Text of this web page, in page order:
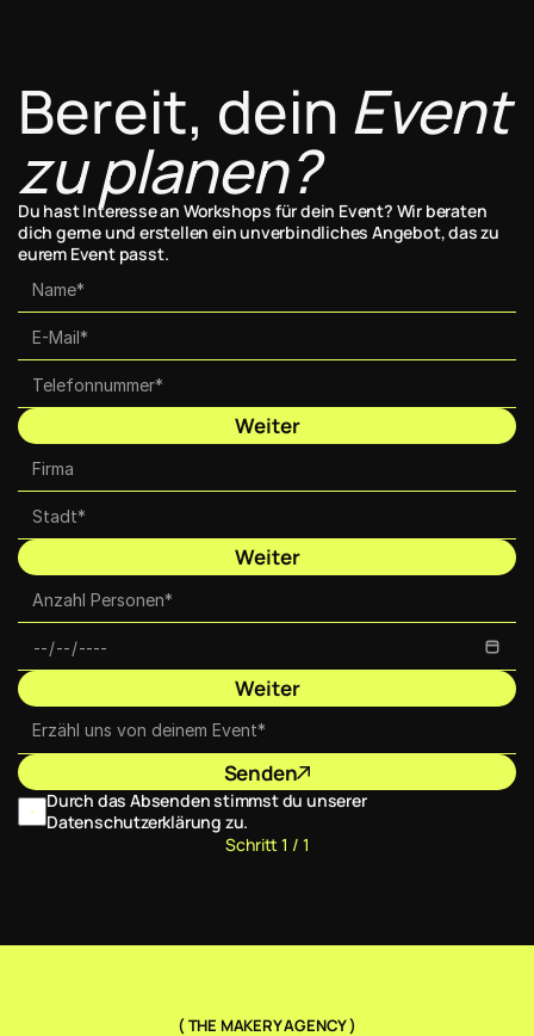
Bereit, dein Event
zu planen?
Du hast Interesse an Workshops für dein Event? Wir beraten
dich gerne und erstellen ein unverbindliches Angebot, das zu
eurem Event passt.
Weiter
Weiter
Weiter
Senden
Durch das Absenden stimmst du unserer
Datenschutzerklärung zu.
Schritt 1 / 1
( THE MAKERY AGENCY )